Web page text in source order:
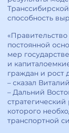
способность
постоянной
мер
и
граждан и рост
– сказал
– Дальний
которого
транспортной